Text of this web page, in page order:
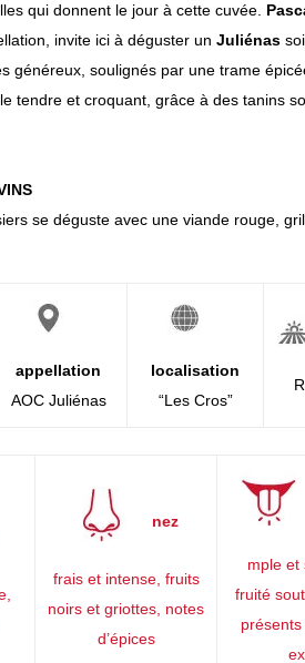
qui donnent le jour à cette cuvée.
invite ici à déguster un Juliénas
généreux, soulignés par une trame
tendre et croquant, grâce à des tanins
se déguste avec une viande rouge,
appellation
AOC Juliénas
localisation
“Les Cros”
nez
frais et intense, fruits
noirs et griottes, notes
d’épices
mple et
fruité